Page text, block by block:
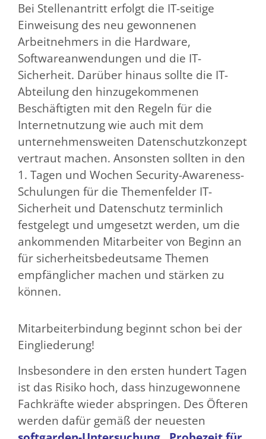
Bei Stellenantritt erfolgt die IT-seitige
Einweisung des neu gewonnenen
Arbeitnehmers in die Hardware,
Softwareanwendungen und die IT-
Sicherheit. Darüber hinaus sollte die IT-
Abteilung den hinzugekommenen
Beschäftigten mit den Regeln für die
Internetnutzung wie auch mit dem
unternehmensweiten Datenschutzkonzept
vertraut machen. Ansonsten sollten in den
1. Tagen und Wochen Security-Awareness-
Schulungen für die Themenfelder IT-
Sicherheit und Datenschutz terminlich
festgelegt und umgesetzt werden, um die
ankommenden Mitarbeiter von Beginn an
für sicherheitsbedeutsame Themen
empfänglicher machen und stärken zu
können.
Mitarbeiterbindung beginnt schon bei der
Eingliederung!
Insbesondere in den ersten hundert Tagen
ist das Risiko hoch, dass hinzugewonnene
Fachkräfte wieder abspringen. Des Öfteren
werden dafür gemäß der neuesten